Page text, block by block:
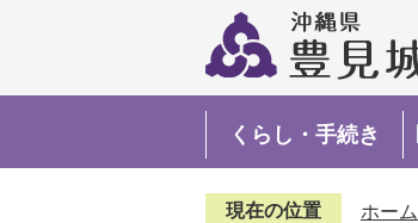
くらし・手続き
現在の位置 ホーム